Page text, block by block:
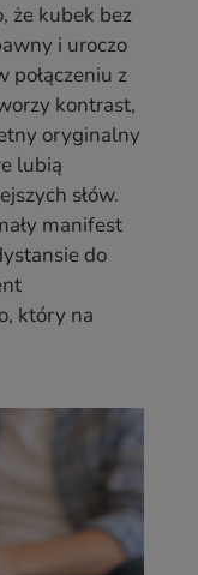
że kubek bez
i uroczo
połączeniu z
kontrast,
oryginalny
lubią
słów.
manifest
do
który na